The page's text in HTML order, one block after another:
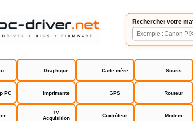
Rechercher votre
Graphique Carte mère Souris
PC Imprimante GPS Routeur
TV
Acquisition
Contrôleur Modem